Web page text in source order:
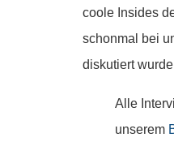
coole Insides
schonmal bei
diskutiert
Alle
unserem